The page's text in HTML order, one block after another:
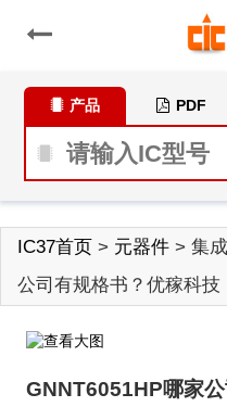
产品 PDF
IC37首页 > 元器件> 集成
公司有规格书？优稼科技
GNNT6051HP哪家